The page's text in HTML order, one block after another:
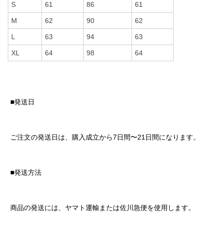
S 61 86 61
M 62 90 62
L 63 94 63
XL 64 98 64
■発送日
ご注文の発送日は、購入成立から7日間〜21日間になります。
■発送方法
商品の発送には、ヤマト運輸または佐川急便を使用します。